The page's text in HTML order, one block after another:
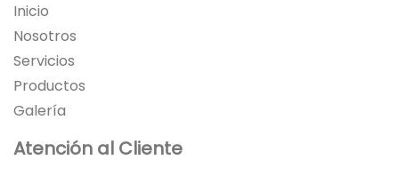
Inicio
Nosotros
Servicios
Productos
Galería
Atención al Cliente